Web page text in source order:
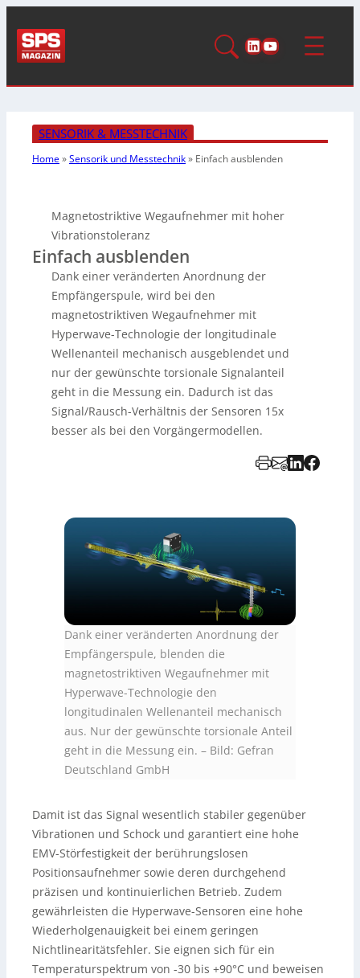
LinkedIn
YouTube
SENSORIK & MESSTECHNIK
Home»Sensorik und Messtechnik» Einfach ausblenden
Magnetostriktive Wegaufnehmer mit hoher
Vibrationstoleranz
Einfach ausblenden
Dank einer veränderten Anordnung der
Empfängerspule, wird bei den
magnetostriktiven Wegaufnehmer mit
Hyperwave-Technologie der longitudinale
Wellenanteil mechanisch ausgeblendet und
nur der gewünschte torsionale Signalanteil
geht in die Messung ein. Dadurch ist das
Signal/Rausch-Verhältnis der Sensoren 15x
besser als bei den Vorgängermodellen.
Dank einer veränderten Anordnung der
Empfängerspule, blenden die
magnetostriktiven Wegaufnehmer mit
Hyperwave-Technologie den
longitudinalen Wellenanteil mechanisch
aus. Nur der gewünschte torsionale Anteil
geht in die Messung ein. – Bild: Gefran
Deutschland GmbH
Damit ist das Signal wesentlich stabiler gegenüber
Vibrationen und Schock und garantiert eine hohe
EMV-Störfestigkeit der berührungslosen
Positionsaufnehmer sowie deren durchgehend
präzisen und kontinuierlichen Betrieb. Zudem
gewährleisten die Hyperwave-Sensoren eine hohe
Wiederholgenauigkeit bei einem geringen
Nichtlinearitätsfehler. Sie eignen sich für ein
Temperaturspektrum von -30 bis +90°C und beweisen